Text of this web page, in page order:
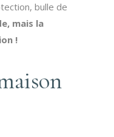
bulle de
mais la
!